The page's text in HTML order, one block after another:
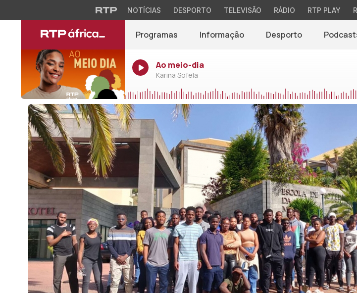
NOTÍCIAS DESPORTO TELEVISÃO RÁDIO RTP PLAY
Programas Informação Desporto
Ao meio-dia
Karina Sofela